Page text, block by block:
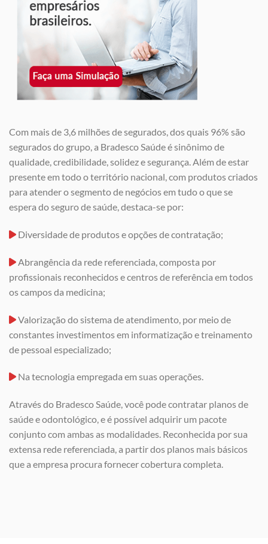
Com mais de 3,6 milhões de segurados, dos quais 96% são
segurados do grupo, a Bradesco Saúde é sinônimo de
qualidade, credibilidade, solidez e segurança. Além de estar
presente em todo o território nacional, com produtos criados
para atender o segmento de negócios em tudo o que se
espera do seguro de saúde, destaca-se por:
Diversidade de produtos e opções de contratação;
Abrangência da rede referenciada, composta por
profissionais reconhecidos e centros de referência em todos
os campos da medicina;
Valorização do sistema de atendimento, por meio de
constantes investimentos em informatização e treinamento
de pessoal especializado;
Na tecnologia empregada em suas operações.
Através do Bradesco Saúde, você pode contratar planos de
saúde e odontológico, e é possível adquirir um pacote
conjunto com ambas as modalidades. Reconhecida por sua
extensa rede referenciada, a partir dos planos mais básicos
que a empresa procura fornecer cobertura completa.